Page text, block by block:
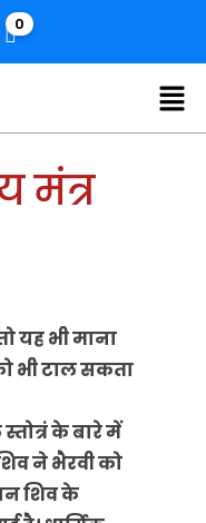
0
मंत्र
यह भी माना
भी टाल सकता
के बारे में
ने भैरवी को
शिव के